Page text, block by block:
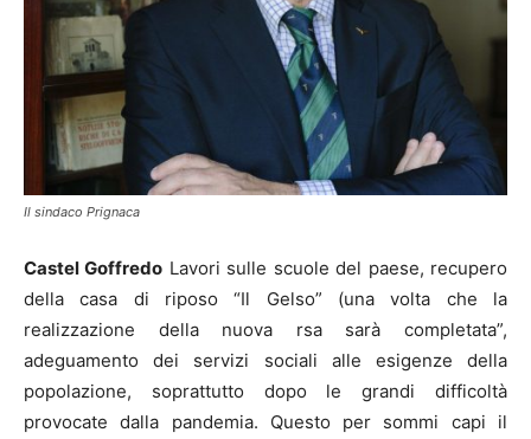
Il sindaco Prignaca
Castel Goffredo Lavori sulle scuole del paese, recupero
della casa di riposo “Il Gelso” (una volta che la
realizzazione della nuova rsa sarà completata”,
adeguamento dei servizi sociali alle esigenze della
popolazione, soprattutto dopo le grandi difficoltà
provocate dalla pandemia. Questo per sommi capi il